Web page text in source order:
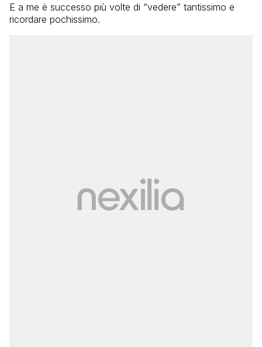
E a me è successo più volte di “vedere” tantissimo e
ricordare pochissimo.